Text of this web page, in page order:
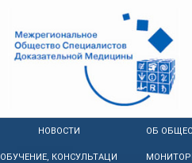
НОВОСТИ ОБ
ОБУЧЕНИЕ, КОНСУЛЬТАЦИИ